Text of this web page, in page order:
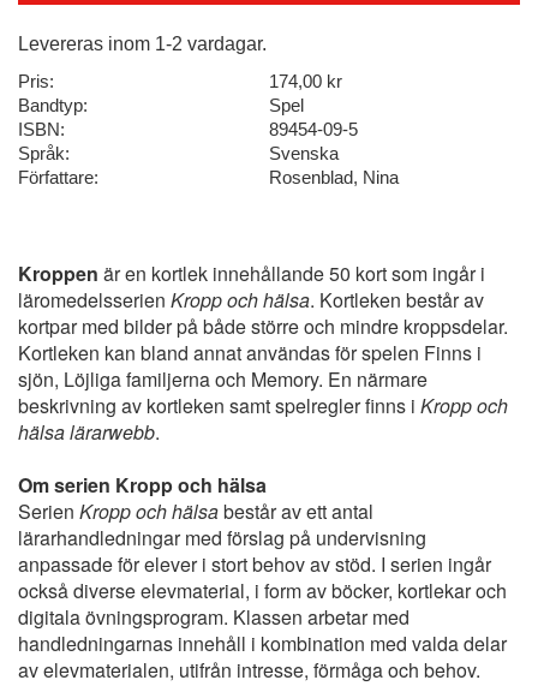
Levereras inom 1-2 vardagar.
Pris:
174,00 kr
Bandtyp:
Spel
ISBN:
89454-09-5
Språk:
Svenska
Författare:
Rosenblad, Nina
Kroppen är en kortlek innehållande 50 kort som ingår i
läromedelsserien Kropp och hälsa. Kortleken består av
kortpar med bilder på både större och mindre kroppsdelar.
Kortleken kan bland annat användas för spelen Finns i
sjön, Löjliga familjerna och Memory. En närmare
beskrivning av kortleken samt spelregler finns i Kropp och
hälsa lärarwebb.
Om serien Kropp och hälsa
Serien Kropp och hälsabestår av ett antal
lärarhandledningar med förslag på undervisning
anpassade för elever i stort behov av stöd. I serien ingår
också diverse elevmaterial, i form av böcker, kortlekar och
digitala övningsprogram. Klassen arbetar med
handledningarnas innehåll i kombination med valda delar
av elevmaterialen, utifrån intresse, förmåga och behov.